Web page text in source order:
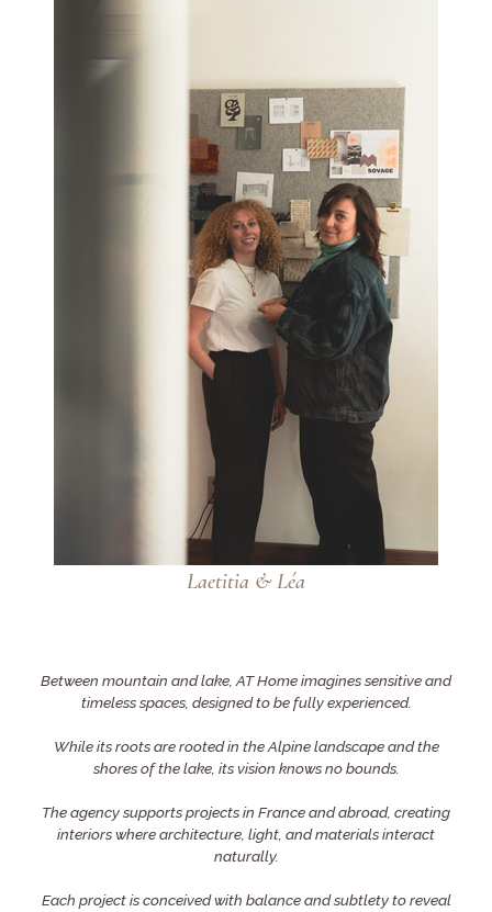
Laetitia & Léa
Between mountain and lake, AT Home imagines sensitive and
timeless spaces, designed to be fully experienced.
While its roots are rooted in the Alpine landscape and the
shores of the lake, its vision knows no bounds.
The agency supports projects in France and abroad, creating
interiors where architecture, light, and materials interact
naturally.
Each project is conceived with balance and subtlety to reveal